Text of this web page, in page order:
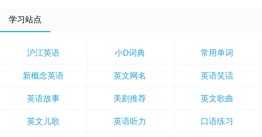
学习站点
沪江英语 小D词典 常用单词
新概念英语 英文网名 英语笑话
英语故事 美剧推荐 英文歌曲
英文儿歌 英语听力 口语练习